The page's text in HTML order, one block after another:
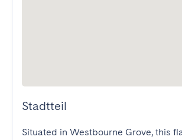
Stadtteil
Situated in Westbourne Grove, this